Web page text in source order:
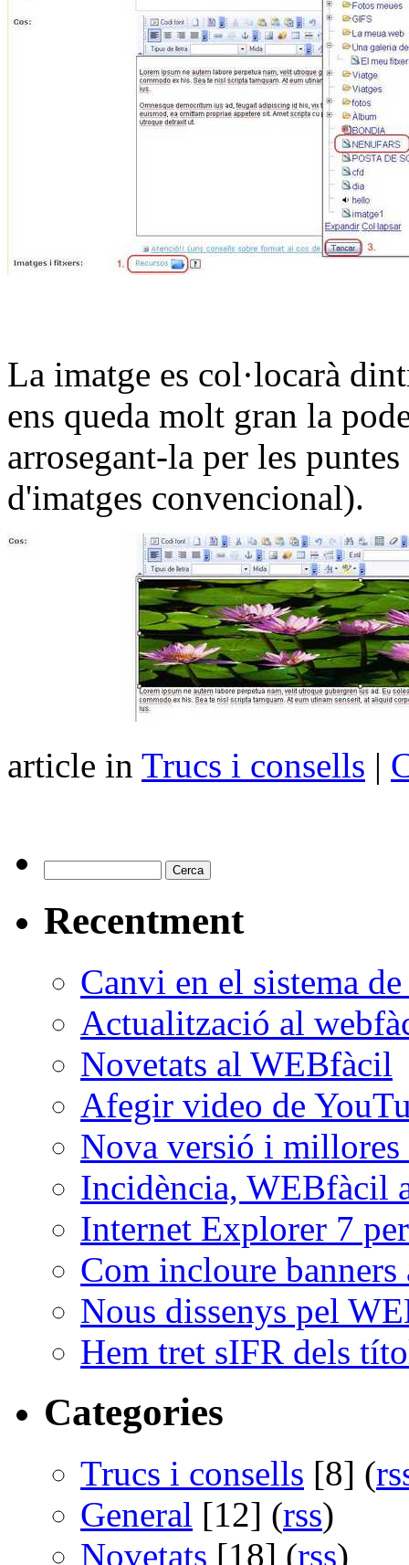
La imatge es col·locarà
ens queda molt gran la
arrosegant-la per les
d'imatges convencional).
article in Trucs i consells |
Recentment
Canvi en el sistema
Actualització al
Novetats al WEBfàcil
Afegir video de
Nova versió i
Incidència, WEBfàcil
Internet Explorer 7
Com incloure
Nous dissenys pel
Hem tret sIFR dels
Categories
Trucs i consells [8] (
General [12] (rss)
Novetats [18] (rss)